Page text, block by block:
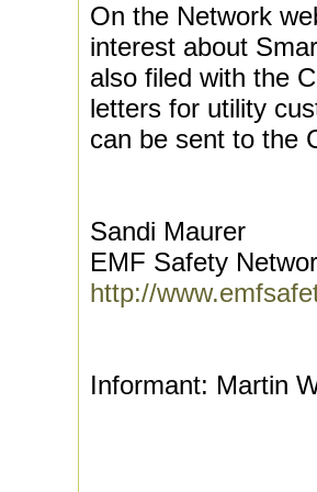
On the Network
interest about
also filed with the
letters for utility
can be sent to the
Sandi Maurer
EMF Safety
http://
Informant: Martin